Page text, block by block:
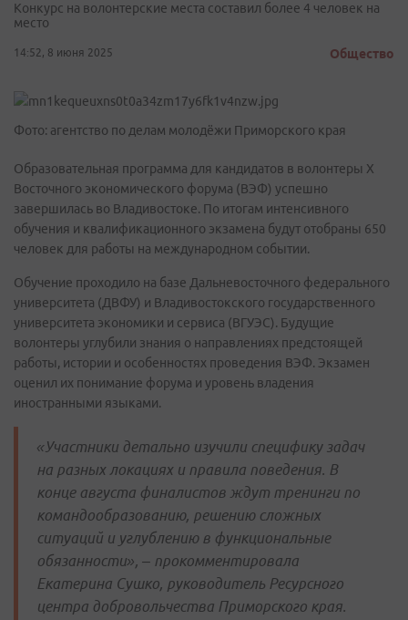
Конкурс на волонтерские места составил более 4 человек на
место
14:52, 8 июня 2025 Общество
Фото: агентство по делам молодёжи Приморского края
Образовательная программа для кандидатов в волонтеры X
Восточного экономического форума (ВЭФ) успешно
завершилась во Владивостоке. По итогам интенсивного
обучения и квалификационного экзамена будут отобраны 650
человек для работы на международном событии.
Обучение проходило на базе Дальневосточного федерального
университета (ДВФУ) и Владивостокского государственного
университета экономики и сервиса (ВГУЭС). Будущие
волонтеры углубили знания о направлениях предстоящей
работы, истории и особенностях проведения ВЭФ. Экзамен
оценил их понимание форума и уровень владения
иностранными языками.
«Участники детально изучили специфику задач
на разных локациях и правила поведения. В
конце августа финалистов ждут тренинги по
командообразованию, решению сложных
ситуаций и углублению в функциональные
обязанности», – прокомментировала
Екатерина Сушко, руководитель Ресурсного
центра добровольчества Приморского края.